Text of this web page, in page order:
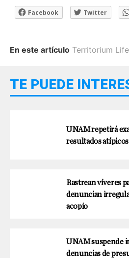
Facebook Twitter
En este artículo Territorium Life
TE PUEDE
UNAM repetirá
resultados atípicos
Rastrean víveres
denuncian
acopio
UNAM suspende
denuncias de